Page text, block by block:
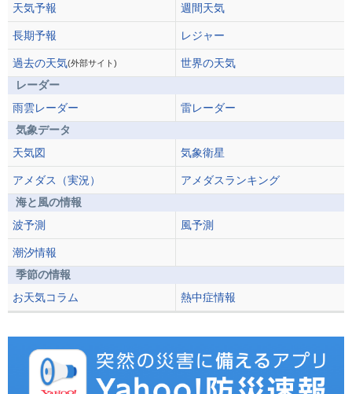
天気予報 週間天気
長期予報 レジャー
過去の天気(外部サイト)
世界の天気
レーダー
雨雲レーダー
雷レーダー
気象データ
天気図
気象衛星
アメダス（実況）
アメダスランキング
海と風の情報
波予測
風予測
潮汐情報
季節の情報
お天気コラム
熱中症情報